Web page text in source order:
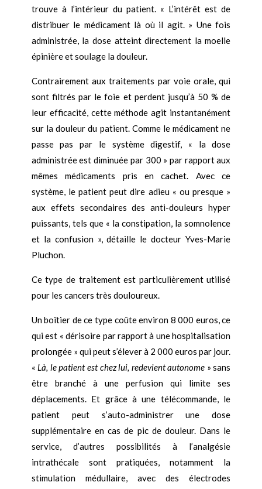
trouve à l’intérieur du patient. « L’intérêt est de
distribuer le médicament là où il agit. » Une fois
administrée, la dose atteint directement la moelle
épinière et soulage la douleur.
Contrairement aux traitements par voie orale, qui
sont filtrés par le foie et perdent jusqu’à 50 % de
leur efficacité, cette méthode agit instantanément
sur la douleur du patient. Comme le médicament ne
passe pas par le système digestif, « la dose
administrée est diminuée par 300 » par rapport aux
mêmes médicaments pris en cachet. Avec ce
système, le patient peut dire adieu « ou presque »
aux effets secondaires des anti-douleurs hyper
puissants, tels que « la constipation, la somnolence
et la confusion », détaille le docteur Yves-Marie
Pluchon.
Ce type de traitement est particulièrement utilisé
pour les cancers très douloureux.
Un boîtier de ce type coûte environ 8 000 euros, ce
qui est « dérisoire par rapport à une hospitalisation
prolongée » qui peut s’élever à 2 000 euros par jour.
« Là, le patient est chez lui, redevient autonome » sans
être branché à une perfusion qui limite ses
déplacements. Et grâce à une télécommande, le
patient peut s’auto-administrer une dose
supplémentaire en cas de pic de douleur. Dans le
service, d’autres possibilités à l’analgésie
intrathécale sont pratiquées, notamment la
stimulation médullaire, avec des électrodes